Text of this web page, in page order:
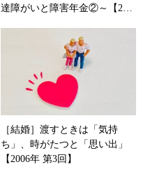
達障がいと障害年金②～【2…
［結婚］渡すときは「気持
ち」、時がたつと「思い出」
【2006年 第3回】